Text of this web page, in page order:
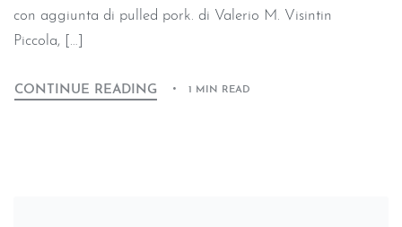
con aggiunta di pulled pork. di Valerio M. Visintin
Piccola, […]
CONTINUE READING 1 MIN READ